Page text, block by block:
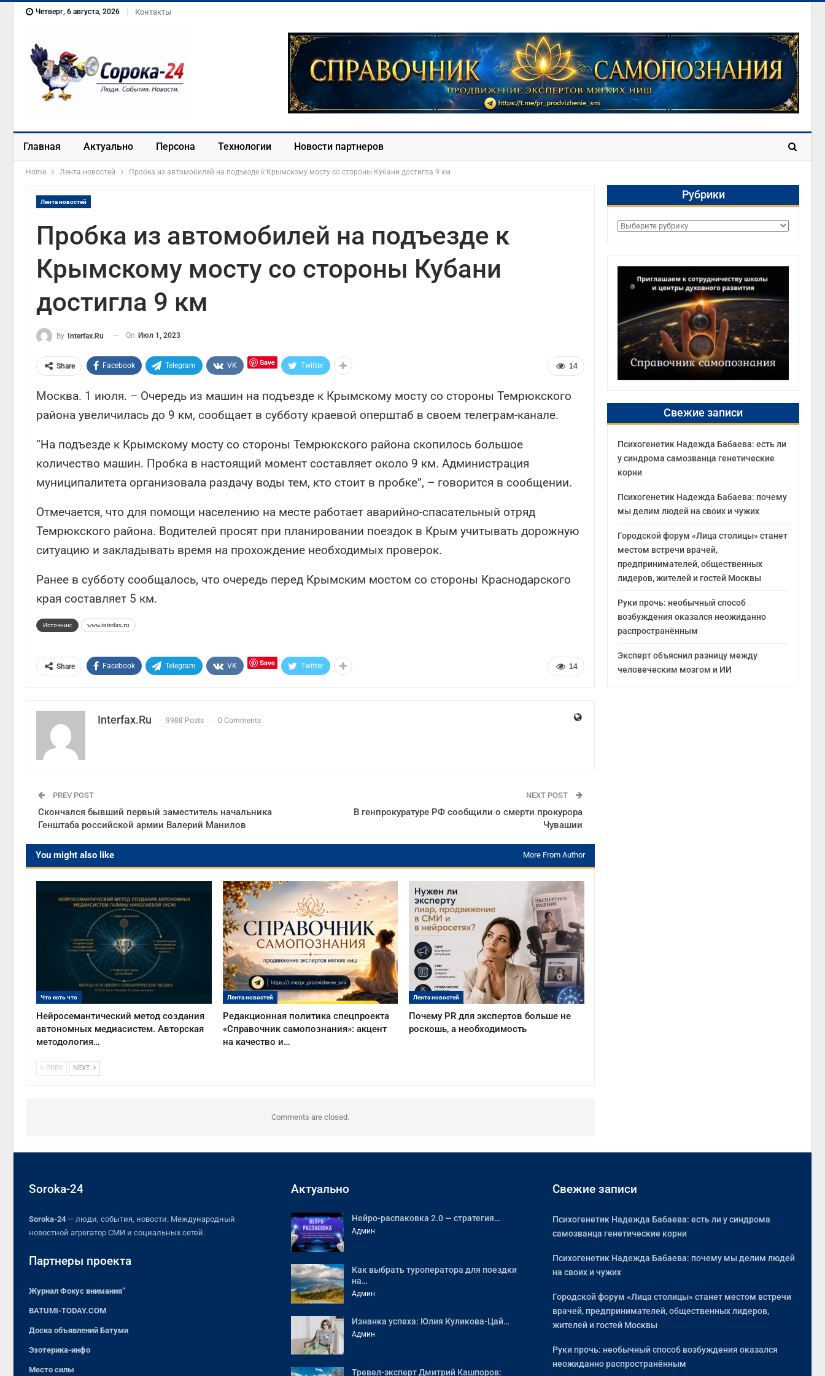
Четверг, 6 августа, 2026 Контакты
Главная Актуально Персона Технологии Новости партнеров
Home Лента новостей Пробка из автомобилей на подъезде к Крымскому мосту со стороны Кубани достигла 9 км
Лента новостей
Пробка из автомобилей на подъезде к
Крымскому мосту со стороны Кубани
достигла 9 км
By Interfax.ru On Июл 1, 2023
14
Share Facebook Telegram VK Save Twitter
Москва. 1 июля. – Очередь из машин на подъезде к Крымскому мосту со стороны Темрюкского
района увеличилась до 9 км, сообщает в субботу краевой оперштаб в своем телеграм-канале.
“На подъезде к Крымскому мосту со стороны Темрюкского района скопилось большое
количество машин. Пробка в настоящий момент составляет около 9 км. Администрация
муниципалитета организовала раздачу воды тем, кто стоит в пробке”, – говорится в сообщении.
Отмечается, что для помощи населению на месте работает аварийно-спасательный отряд
Темрюкского района. Водителей просят при планировании поездок в Крым учитывать дорожную
ситуацию и закладывать время на прохождение необходимых проверок.
Ранее в субботу сообщалось, что очередь перед Крымским мостом со стороны Краснодарского
края составляет 5 км.
Источник: www.interfax.ru
14
Share Facebook Telegram VK Save Twitter
Interfax.ru 9988 Posts 0 Comments
PREV POST
Скончался бывший первый заместитель начальника
Генштаба российской армии Валерий Манилов
NEXT POST
В генпрокуратуре РФ сообщили о смерти прокурора
Чувашии
You might also like More From Author
Что есть что
Нейросемантический метод создания
автономных медиасистем. Авторская
методология…
Лента новостей
Редакционная политика спецпроекта
«Справочник самопознания»: акцент
на качество и…
Лента новостей
Почему PR для экспертов больше не
роскошь, а необходимость
PREV NEXT
Comments are closed.
Рубрики
Рубрики
Свежие записи
Психогенетик Надежда Бабаева: есть ли
у синдрома самозванца генетические
корни
Психогенетик Надежда Бабаева: почему
мы делим людей на своих и чужих
Городской форум «Лица столицы» станет
местом встречи врачей,
предпринимателей, общественных
лидеров, жителей и гостей Москвы
Руки прочь: необычный способ
возбуждения оказался неожиданно
распространённым
Эксперт объяснил разницу между
человеческим мозгом и ИИ
Soroka-24
Soroka-24 — люди, события, новости. Международный
новостной агрегатор СМИ и социальных сетей.
Партнеры проекта
Журнал Фокус внимания”
BATUMI-TODAY.COM
Доска объявлений Батуми
Эзотерика-инфо
Место силы
Актуально
Нейро-распаковка 2.0 — стратегия…
Админ
Как выбрать туроператора для поездки
на…
Админ
Изнанка успеха: Юлия Куликова-Цай…
Админ
Тревел-эксперт Дмитрий Кашпоров:
Свежие записи
Психогенетик Надежда Бабаева: есть ли у синдрома
самозванца генетические корни
Психогенетик Надежда Бабаева: почему мы делим людей
на своих и чужих
Городской форум «Лица столицы» станет местом встречи
врачей, предпринимателей, общественных лидеров,
жителей и гостей Москвы
Руки прочь: необычный способ возбуждения оказался
неожиданно распространённым